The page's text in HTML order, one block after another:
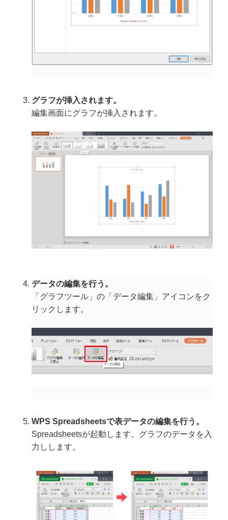
グラフが挿入されます。
編集画面にグラフが挿入されます。
データの編集を行う。
「グラフツール」の「データ編集」アイコンをク
リックします。
WPS Spreadsheetsで表データの編集を行う。
Spreadsheetsが起動します。グラフのデータを入
力しします。